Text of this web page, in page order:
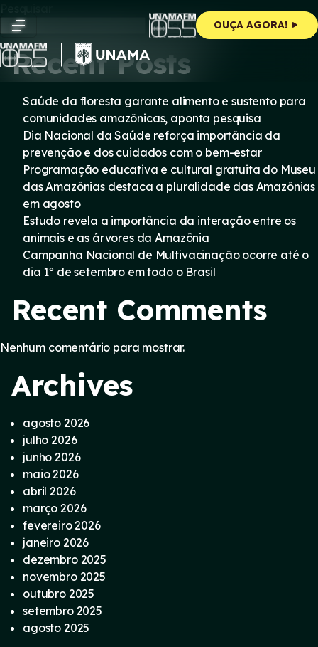
content
OUÇA AGORA!
Pesquisar
Pesquisar
Recent Posts
Saúde da floresta garante alimento e sustento para
comunidades amazônicas, aponta pesquisa
Dia Nacional da Saúde reforça importância da
prevenção e dos cuidados com o bem-estar
Programação educativa e cultural gratuita do Museu
das Amazônias destaca a pluralidade das Amazônias
em agosto
Estudo revela a importância da interação entre os
animais e as árvores da Amazônia
Campanha Nacional de Multivacinação ocorre até o
dia 1º de setembro em todo o Brasil
Recent Comments
Nenhum comentário para mostrar.
Archives
agosto 2026
julho 2026
junho 2026
maio 2026
abril 2026
março 2026
fevereiro 2026
janeiro 2026
dezembro 2025
novembro 2025
outubro 2025
setembro 2025
agosto 2025